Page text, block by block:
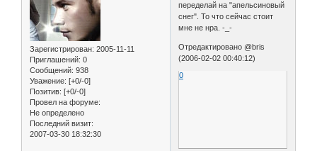
Зарегистрирован: 2005-11-11
Приглашений: 0
Сообщений: 938
Уважение: [+0/-0]
Позитив: [+0/-0]
Провел на форуме:
Не определено
Последний визит:
2007-03-30 18:32:30
переделай на "апельсиновый
снег". То что сейчас стоит
мне не нра. -_-
Отредактировано @bris
(2006-02-02 00:40:12)
0